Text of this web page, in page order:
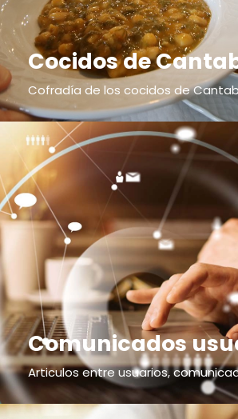
Cocidos de
Cofradía de los cocidos de
Comunicados
Articulos entre usuarios,